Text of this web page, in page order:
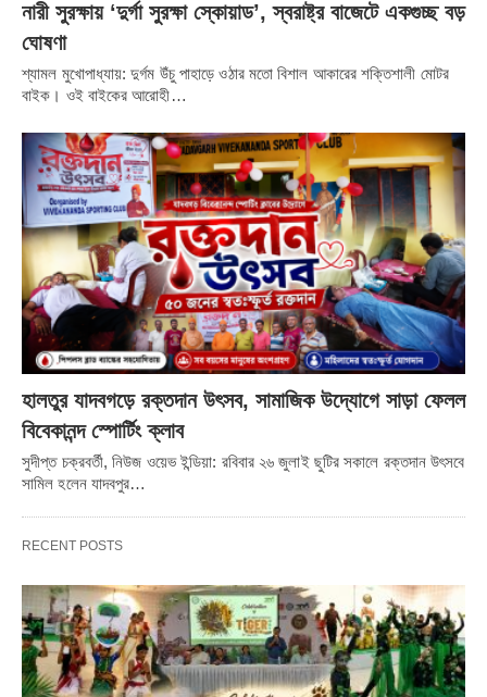
নারী সুরক্ষায় ‘দুর্গা সুরক্ষা স্কোয়াড’, স্বরাষ্ট্র বাজেটে একগুচ্ছ বড়
ঘোষণা
শ্যামল মুখোপাধ্যায়: দুর্গম উঁচু পাহাড়ে ওঠার মতো বিশাল আকারের শক্তিশালী মোটর
বাইক। ওই বাইকের আরোহী…
হালতুর যাদবগড়ে রক্তদান উৎসব, সামাজিক উদ্যোগে সাড়া ফেলল
বিবেকানন্দ স্পোর্টিং ক্লাব
সুদীপ্ত চক্রবর্তী, নিউজ ওয়েভ ইন্ডিয়া: রবিবার ২৬ জুলাই ছুটির সকালে রক্তদান উৎসবে
সামিল হলেন যাদবপুর…
RECENT POSTS